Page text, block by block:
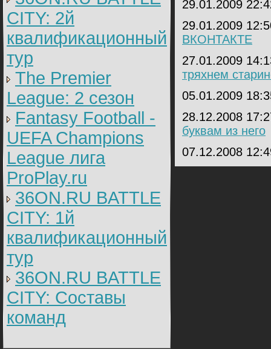
CITY: 2й
квалификационный
тур
The Premier
League: 2 cезон
Fantasy Football -
UEFA Champions
League лига
ProPlay.ru
36ON.RU BATTLE
CITY: 1й
квалификационный
тур
36ON.RU BATTLE
CITY: Составы
команд
29.01.2009
29.01.2009
ВКОНТАКТЕ
27.01.2009
тряхнем
05.01.2009
28.12.2008
буквам из него
07.12.2008